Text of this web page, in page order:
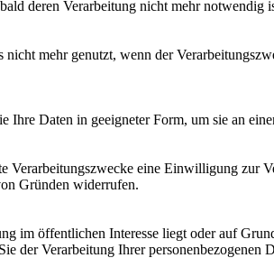
deren Verarbeitung nicht mehr
nicht mehr genutzt, wenn der
Ihre Daten in geeigneter Form, um sie an
Verarbeitungszwecke eine Einwilligung zur
Gründen widerrufen.
im öffentlichen Interesse liegt oder auf
der Verarbeitung Ihrer personenbezogenen